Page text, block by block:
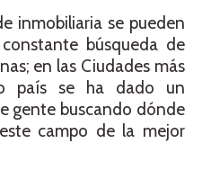
inmobiliaria se pueden
búsqueda de
en las Ciudades más
país se ha dado un
gente buscando dónde
campo de la mejor